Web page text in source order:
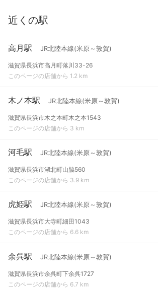
近くの駅
高月駅 JR北陸本線(米原～敦賀)
滋賀県長浜市高月町落川33-26
このページの店舗から 1.2 km
木ノ本駅 JR北陸本線(米原～敦賀)
滋賀県長浜市木之本町木之本1543
このページの店舗から 3 km
河毛駅 JR北陸本線(米原～敦賀)
滋賀県長浜市湖北町山脇560
このページの店舗から 3.9 km
虎姫駅 JR北陸本線(米原～敦賀)
滋賀県長浜市大寺町細田1043
このページの店舗から 6.6 km
余呉駅 JR北陸本線(米原～敦賀)
滋賀県長浜市余呉町下余呉1727
このページの店舗から 6.7 km